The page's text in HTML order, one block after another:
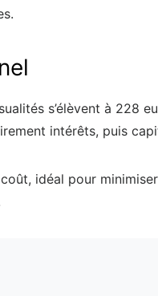
s’élèvent à 228
intérêts, puis
idéal pour